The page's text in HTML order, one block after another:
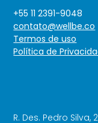
Termos de uso
Política de
+55 11 2391-9048
contato@wellbe.co
R. Des. Pedro